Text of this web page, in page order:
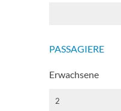
PASSAGIERE
Erwachsene
2